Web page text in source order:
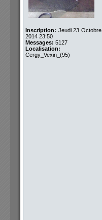
Inscription: Jeudi 23 Octobre
2014 23:50
Messages: 5127
Localisation:
Cergy_Vexin_(95)